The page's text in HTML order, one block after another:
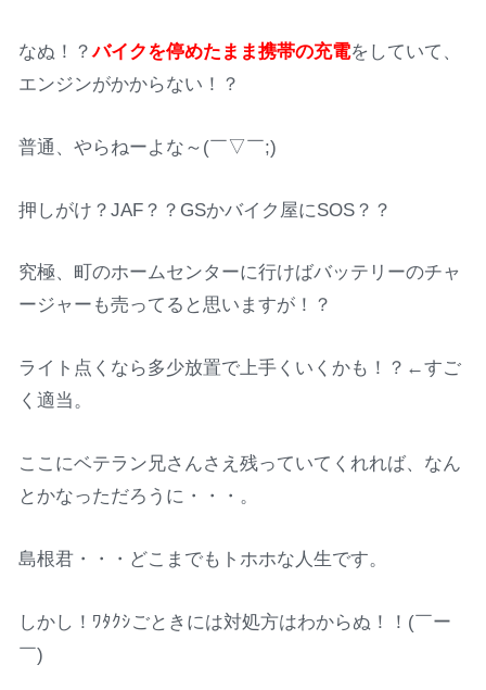
なぬ！？バイクを停めたまま携帯の充電をしていて、
エンジンがかからない！？
普通、やらねーよな～(￣▽￣;)
押しがけ？JAF？？GSかバイク屋にSOS？？
究極、町のホームセンターに行けばバッテリーのチャ
ージャーも売ってると思いますが！？
ライト点くなら多少放置で上手くいくかも！？←すご
く適当。
ここにベテラン兄さんさえ残っていてくれれば、なん
とかなっただろうに・・・。
島根君・・・どこまでもトホホな人生です。
しかし！ﾜﾀｸｼごときには対処方はわからぬ！！(￣ー
￣)